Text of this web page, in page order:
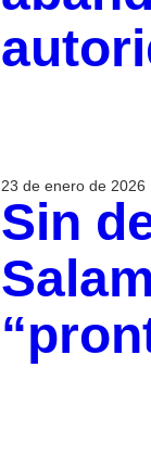
23 de enero de 2026
Sin